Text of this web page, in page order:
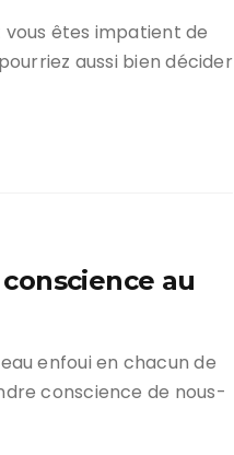
êtes impatient de
aussi bien décider
au
enfoui en chacun de
conscience de nous-